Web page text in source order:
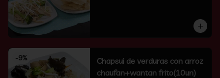
-9%
Chapsui de verduras con arroz
chaufan+wantan frito(10un)